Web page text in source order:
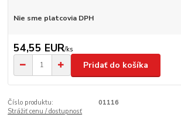
Nie sme platcovia DPH
54,55 EUR/ks
Pridať do košíka
Číslo produktu:
01116
Strážiť cenu / dostupnosť